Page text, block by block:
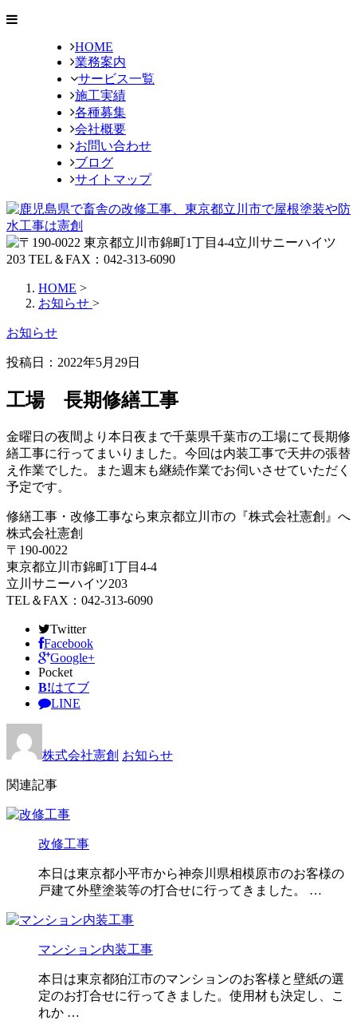
HOME
業務案内
サービス一覧
施工実績
各種募集
会社概要
お問い合わせ
ブログ
サイトマップ
HOME >
お知らせ >
お知らせ
投稿日：2022年5月29日
工場 長期修繕工事
金曜日の夜間より本日夜まで千葉県千葉市の工場にて長期修
繕工事に行ってまいりました。今回は内装工事で天井の張替
え作業でした。また週末も継続作業でお伺いさせていただく
予定です。
修繕工事・改修工事なら東京都立川市の『株式会社憲創』へ
株式会社憲創
〒190-0022
東京都立川市錦町1丁目4-4
立川サニーハイツ203
TEL＆FAX：042-313-6090
Twitter
Facebook
Google+
Pocket
B!はてブ
LINE
株式会社憲創 お知らせ
関連記事
改修工事
本日は東京都小平市から神奈川県相模原市のお客様の
戸建て外壁塗装等の打合せに行ってきました。 …
マンション内装工事
本日は東京都狛江市のマンションのお客様と壁紙の選
定のお打合せに行ってきました。使用材も決定し、こ
れか …